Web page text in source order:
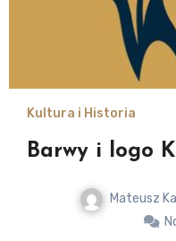
Kultura i Historia
Barwy i logo
Mateusz